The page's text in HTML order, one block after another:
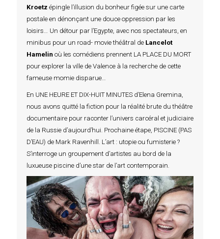
Kroetz épingle l’illusion du bonheur figée sur une carte
postale en dénonçant une douce oppression par les
loisirs… Un détour par l’Egypte, avec nos spectateurs, en
minibus pour un road- movie théâtral de Lancelot
Hamelin où les comédiens prennent LA PLACE DU MORT
pour explorer la ville de Valence à la recherche de cette
fameuse momie disparue…
En UNE HEURE ET DIX-HUIT MINUTES d’Elena Gremina,
nous avons quitté la fiction pour la réalité brute du théâtre
documentaire pour raconter l’univers carcéral et judiciaire
de la Russie d’aujourd’hui. Prochaine étape, PISCINE (PAS
D’EAU) de Mark Ravenhill. L’art : utopie ou fumisterie ?
S’interroge un groupement d’artistes au bord de la
luxueuse piscine d’une star de l’art contemporain.